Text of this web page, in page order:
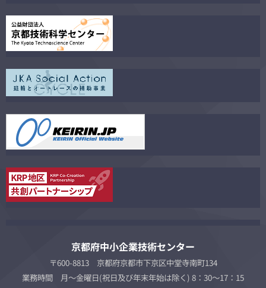
京都府中小企業技術センター
〒600-8813 京都府京都市下京区中堂寺南町134
業務時間 月～金曜日(祝日及び年末年始は除く) 8：30～17：15